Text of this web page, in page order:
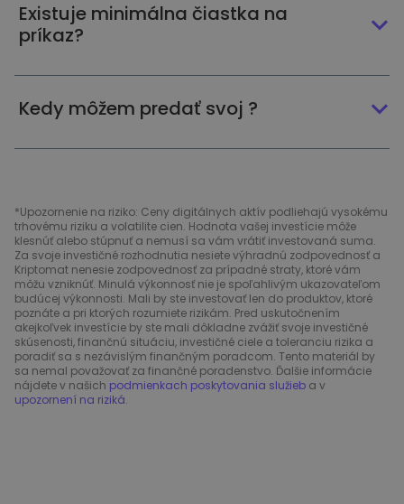
Existuje minimálna čiastka na
príkaz?
Kedy môžem predať svoj ?
*Upozornenie na riziko: Ceny digitálnych aktív podliehajú vysokému
trhovému riziku a volatilite cien. Hodnota vašej investície môže
klesnúť alebo stúpnuť a nemusí sa vám vrátiť investovaná suma.
Za svoje investičné rozhodnutia nesiete výhradnú zodpovednosť a
Kriptomat nenesie zodpovednosť za prípadné straty, ktoré vám
môžu vzniknúť. Minulá výkonnosť nie je spoľahlivým ukazovateľom
budúcej výkonnosti. Mali by ste investovať len do produktov, ktoré
poznáte a pri ktorých rozumiete rizikám. Pred uskutočnením
akejkoľvek investície by ste mali dôkladne zvážiť svoje investičné
skúsenosti, finančnú situáciu, investičné ciele a toleranciu rizika a
poradiť sa s nezávislým finančným poradcom. Tento materiál by
sa nemal považovať za finančné poradenstvo. Ďalšie informácie
nájdete v našich podmienkach poskytovania služieb a v
upozornení na riziká.